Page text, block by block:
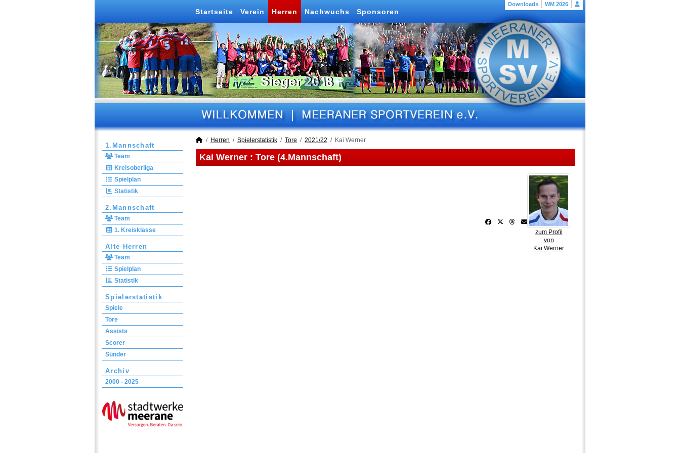
Downloads WM 2026
Startseite Verein Herren Nachwuchs Sponsoren
1.Mannschaft
Team
Kreisoberliga
Spielplan
Statistik
2.Mannschaft
Team
1. Kreisklasse
Alte Herren
Team
Spielplan
Statistik
Spielerstatistik
Spiele
Tore
Assists
Scorer
Sünder
Archiv
2000 - 2025
Herren Spielerstatistik Tore 2021/22 Kai Werner
Kai Werner : Tore (4.Mannschaft)
zum Profil
von
Kai Werner